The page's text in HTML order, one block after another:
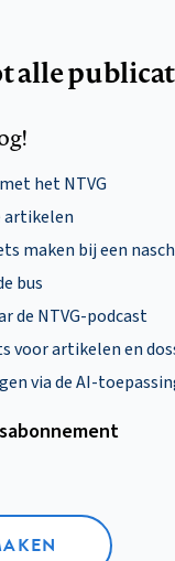
alle
het NTVG
artikelen
maken bij een
bus
de NTVG-podcast
voor artikelen en
via de AI-